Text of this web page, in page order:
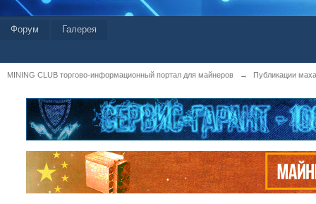
Форум Галерея
MINING CLUB торгово-информационный портал для майнеров → Публикации